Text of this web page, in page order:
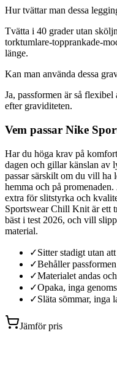
Hur tvättar man dessa
Tvätta i 40 grader utan
torktumlare-topprankade-
länge.
Kan man använda dessa
Ja, passformen är så
efter graviditeten.
Vem passar Nike
Har du höga krav på
dagen och gillar känslan av
passar särskilt om du vill ha
hemma och på
extra för slitstyrka och
Sportswear Chill Knit är ett
bäst i test 2026, och vill
material.
✓Sitter stadigt utan
✓Behåller
✓Materialet andas
✓Opaka, inga
✓Släta sömmar, inga
Jämför pris